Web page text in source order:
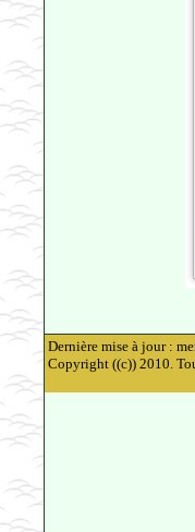
Dernière mise à jour :
Copyright ((c)) 2010.